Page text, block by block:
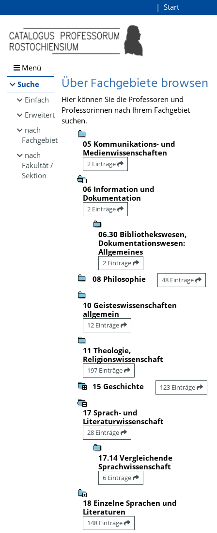
Browsen
direkt zum Inhalt
Start
Menü
Suche
Einfach
Erweitert
nach
Fachgebiet
nach
Fakultät /
Sektion
Über Fachgebiete browsen
Hier können Sie die Professoren und
Professorinnen nach Ihrem Fachgebiet
suchen.
05 Kommunikations- und
Medienwissenschaften
2 Einträge
06 Information und
Dokumentation
2 Einträge
06.30 Bibliothekswesen,
Dokumentationswesen:
Allgemeines
2 Einträge
08 Philosophie 48 Einträge
10 Geisteswissenschaften
allgemein
12 Einträge
11 Theologie,
Religionswissenschaft
197 Einträge
15 Geschichte 123 Einträge
17 Sprach- und
Literaturwissenschaft
28 Einträge
17.14 Vergleichende
Sprachwissenschaft
6 Einträge
18 Einzelne Sprachen und
Literaturen
148 Einträge